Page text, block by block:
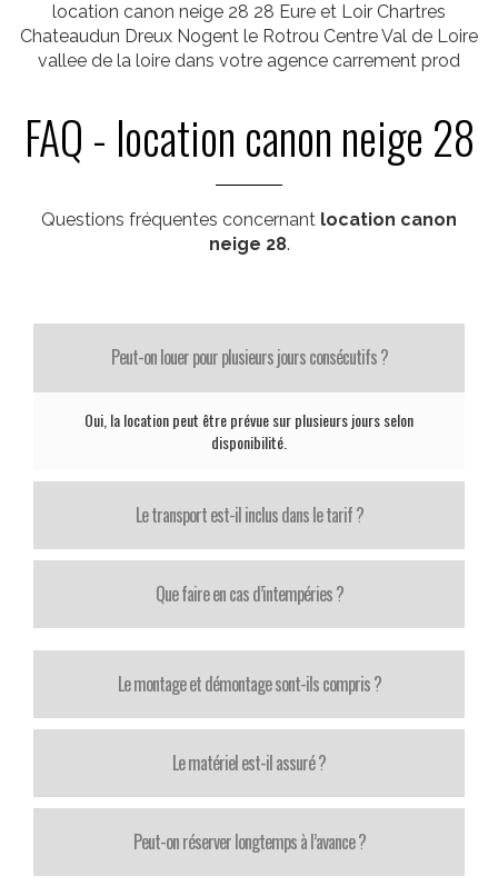
location canon neige 28 28 Eure et Loir Chartres
Chateaudun Dreux Nogent le Rotrou Centre Val de Loire
vallee de la loire dans votre agence carrement prod
FAQ - location canon neige 28
Questions fréquentes concernant location canon
neige 28.
Peut-on louer pour plusieurs jours consécutifs ?
Oui, la location peut être prévue sur plusieurs jours selon
disponibilité.
Le transport est-il inclus dans le tarif ?
Que faire en cas d’intempéries ?
Le montage et démontage sont-ils compris ?
Le matériel est-il assuré ?
Peut-on réserver longtemps à l’avance ?